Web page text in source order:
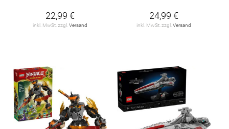
22,99 €
inkl. MwSt. zzgl. Versand
24,99 €
inkl. MwSt. zzgl. Versand